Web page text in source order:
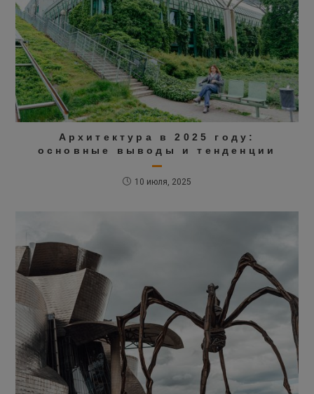
Архитектура в 2025 году:
основные выводы и тенденции
10 июля, 2025